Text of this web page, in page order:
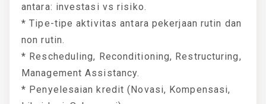
antara: investasi vs risiko.
* Tipe-tipe aktivitas antara pekerjaan rutin dan
non rutin.
* Rescheduling, Reconditioning, Restructuring,
Management Assistancy.
* Penyelesaian kredit (Novasi, Kompensasi,